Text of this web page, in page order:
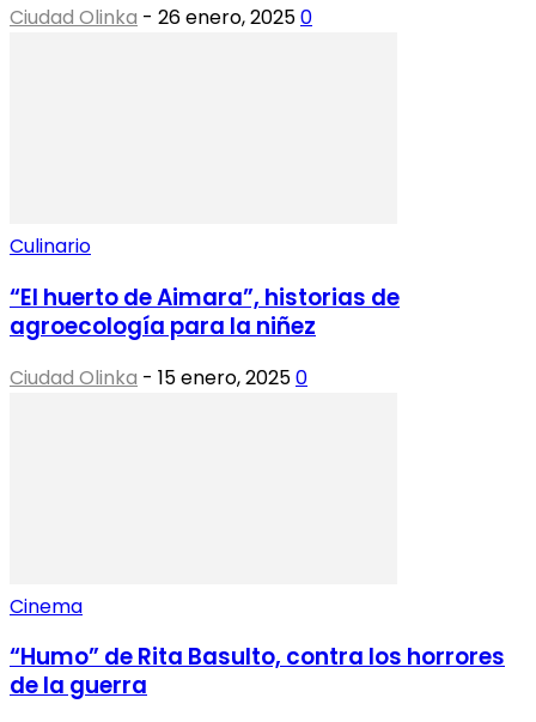
Ciudad Olinka - 26 enero, 20250
Culinario
“El huerto de Aimara”, historias de
agroecología para la niñez
Ciudad Olinka - 15 enero, 20250
Cinema
“Humo” de Rita Basulto, contra los horrores
de la guerra